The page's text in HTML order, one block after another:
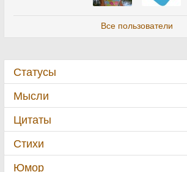
Все пользователи
Статусы
Мысли
Цитаты
Стихи
Юмор